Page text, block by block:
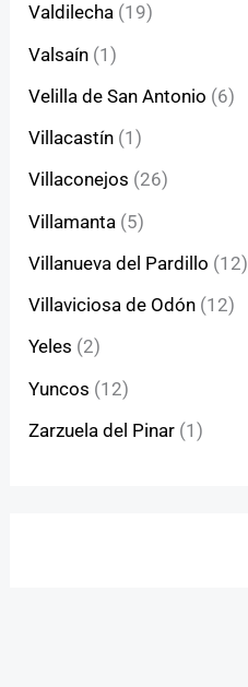
Valdilecha (19)
Valsaín (1)
Velilla de San Antonio (6)
Villacastín (1)
Villaconejos (26)
Villamanta (5)
Villanueva del Pardillo (12)
Villaviciosa de Odón (12)
Yeles (2)
Yuncos (12)
Zarzuela del Pinar (1)